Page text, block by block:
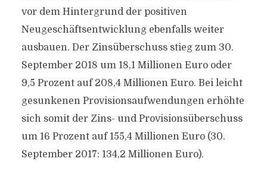
vor dem Hintergrund der positiven
Neugeschäftsentwicklung ebenfalls weiter
ausbauen. Der Zinsüberschuss stieg zum 30.
September 2018 um 18,1 Millionen Euro oder
9,5 Prozent auf 208,4 Millionen Euro. Bei leicht
gesunkenen Provisionsaufwendungen erhöhte
sich somit der Zins- und Provisionsüberschuss
um 16 Prozent auf 155,4 Millionen Euro (30.
September 2017: 134,2 Millionen Euro).